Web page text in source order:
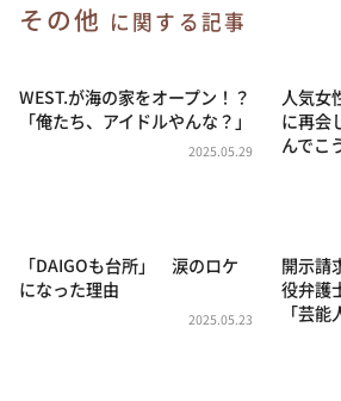
相席食堂
これ余談なんですけど・・・
～人生密着トークバラエティ！
news おかえり
河合＆A.B.C-Z塚田×福井アナ「な
（news おかえり）
その他 に関する記事
WEST.が海の家をオープン！？
「俺たち、アイドルやんな？」
2025.05.29
人気女
に再会
んでこ
「DAIGOも台所」 涙のロケ
になった理由
2025.05.23
開示請
役弁護
「芸